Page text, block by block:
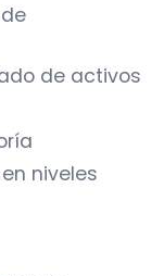
de activos
niveles